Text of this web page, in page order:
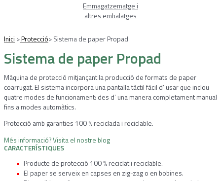
Emmagatzematge i
altres embalatges
Inici >Protecció> Sistema de paper Propad
Sistema de paper Propad
Màquina de protecció mitjançant la producció de formats de paper
coarrugat. El sistema incorpora una pantalla tàctil fàcil d’ usar que inclou
quatre modes de funcionament: des d’ una manera completament manual
fins a modes automàtics.
Protecció amb garanties 100 % reciclada i reciclable.
Més informació? Visita el nostre blog
CARACTERÍSTIQUES
Producte de protecció 100 % reciclat i reciclable.
El paper se serveix en capses en zig-zag o en bobines.